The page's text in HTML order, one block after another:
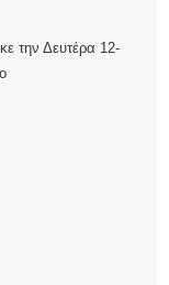
την Δευτέρα 12-